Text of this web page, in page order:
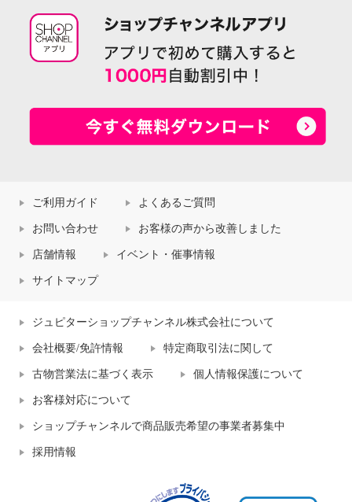
ご利用ガイド よくあるご質問
お問い合わせ お客様の声から改善しました
店舗情報 イベント・催事情報
サイトマップ
ジュピターショップチャンネル株式会社について
会社概要/免許情報 特定商取引法に関して
古物営業法に基づく表示 個人情報保護について
お客様対応について
ショップチャンネルで商品販売希望の事業者募集中
採用情報